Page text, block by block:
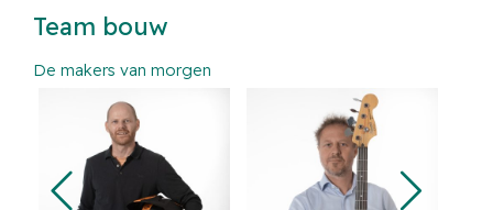
Team bouw
De makers van morgen